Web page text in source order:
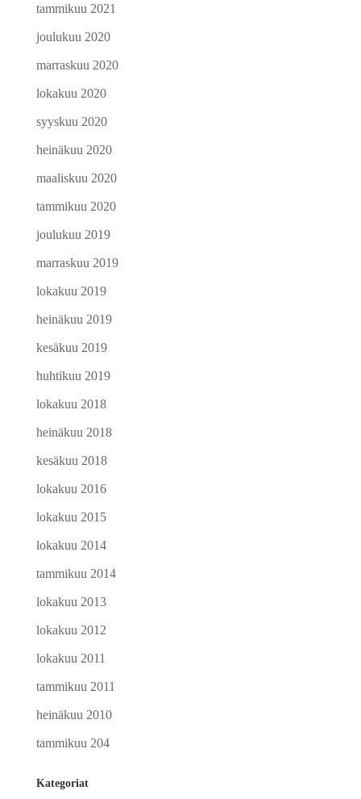
tammikuu 2021
joulukuu 2020
marraskuu 2020
lokakuu 2020
syyskuu 2020
heinäkuu 2020
maaliskuu 2020
tammikuu 2020
joulukuu 2019
marraskuu 2019
lokakuu 2019
heinäkuu 2019
kesäkuu 2019
huhtikuu 2019
lokakuu 2018
heinäkuu 2018
kesäkuu 2018
lokakuu 2016
lokakuu 2015
lokakuu 2014
tammikuu 2014
lokakuu 2013
lokakuu 2012
lokakuu 2011
tammikuu 2011
heinäkuu 2010
tammikuu 204
Kategoriat